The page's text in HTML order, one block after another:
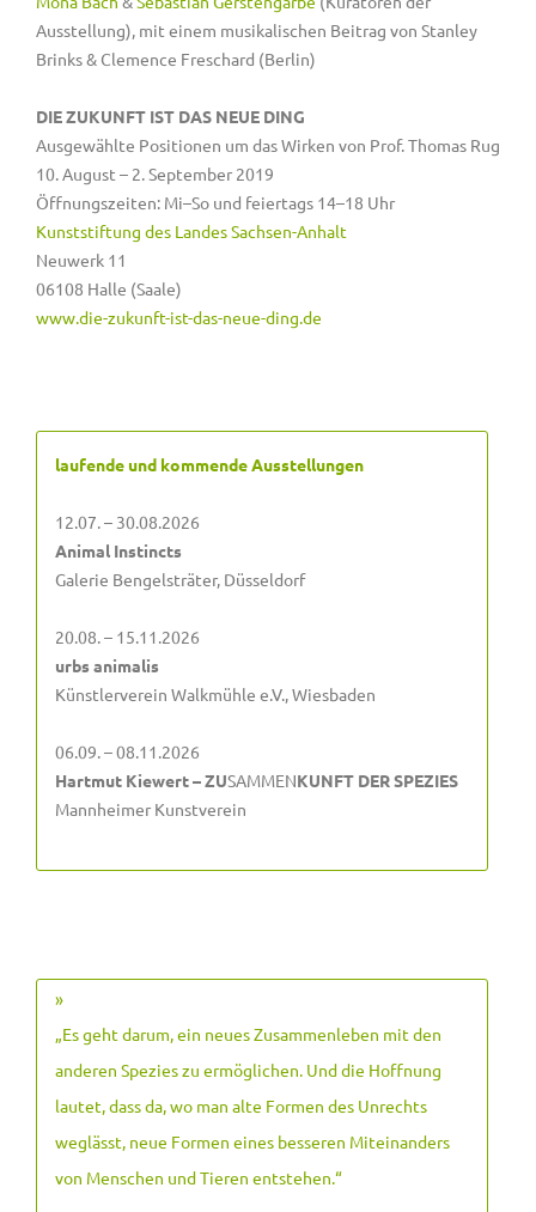
Ausstellung), mit einem musikalischen Beitrag von Stanley
Brinks & Clemence Freschard (Berlin)
DIE ZUKUNFT IST DAS NEUE DING
Ausgewählte Positionen um das Wirken von Prof. Thomas Rug
10. August – 2. September 2019
Öffnungszeiten: Mi–So und feiertags 14–18 Uhr
Kunststiftung des Landes Sachsen-Anhalt
Neuwerk 11
06108 Halle (Saale)
www.die-zukunft-ist-das-neue-ding.de
laufende und kommende Ausstellungen
12.07. – 30.08.2026
Animal Instincts
Galerie Bengelsträter, Düsseldorf
20.08. – 15.11.2026
urbs animalis
Künstlerverein Walkmühle e.V., Wiesbaden
06.09. – 08.11.2026
Hartmut Kiewert – ZUSAMMENKUNFT DER SPEZIES
Mannheimer Kunstverein
»
„Es geht darum, ein neues Zusammenleben mit den
anderen Spezies zu ermöglichen. Und die Hoffnung
lautet, dass da, wo man alte Formen des Unrechts
weglässt, neue Formen eines besseren Miteinanders
von Menschen und Tieren entstehen.“